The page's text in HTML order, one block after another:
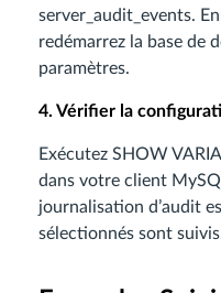
server_audit_events.
redémarrez la base de
paramètres.
4. Vérifier la
Exécutez SHOW
dans votre client
journalisation d’audit
sélectionnés sont